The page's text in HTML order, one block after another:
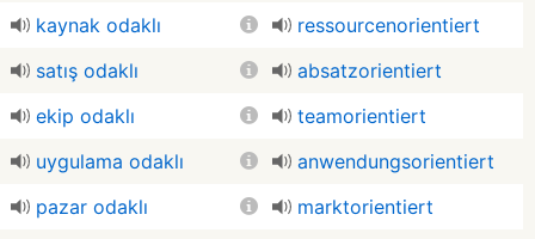
kaynak odaklı
ressourcenorientiert
satış odaklı
absatzorientiert
ekip odaklı
teamorientiert
uygulama odaklı
anwendungsorientiert
pazar odaklı
marktorientiert